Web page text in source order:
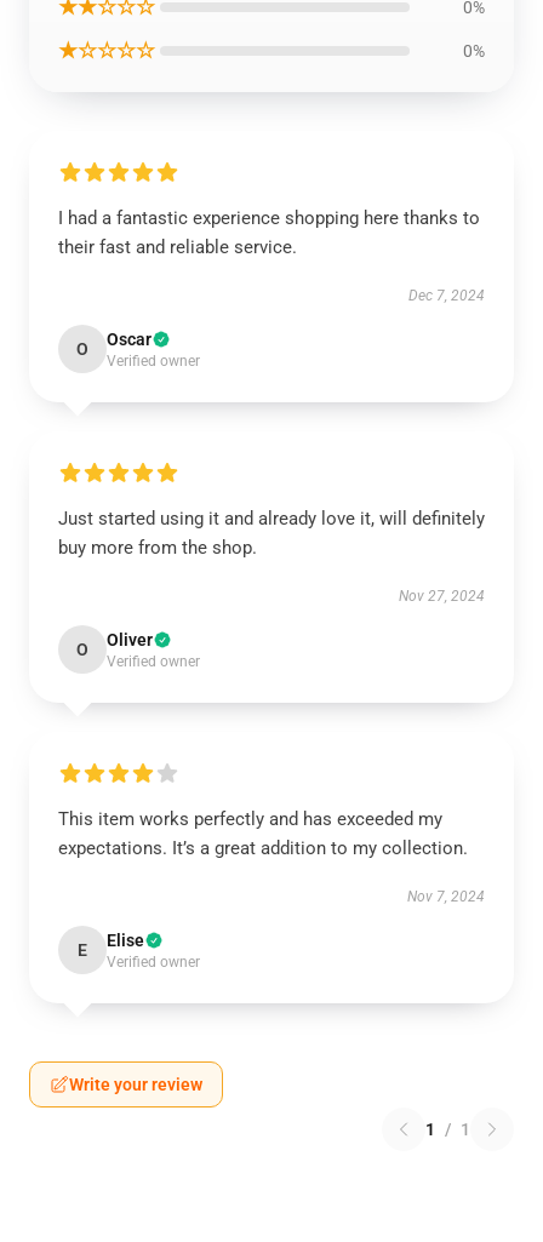
★★☆☆☆ 0%
★☆☆☆☆ 0%
I had a fantastic experience shopping here thanks to
their fast and reliable service.
Dec 7, 2024
O Oscar
Verified owner
Just started using it and already love it, will definitely
buy more from the shop.
Nov 27, 2024
O Oliver
Verified owner
This item works perfectly and has exceeded my
expectations. It’s a great addition to my collection.
Nov 7, 2024
E Elise
Verified owner
Write your review
1 / 1